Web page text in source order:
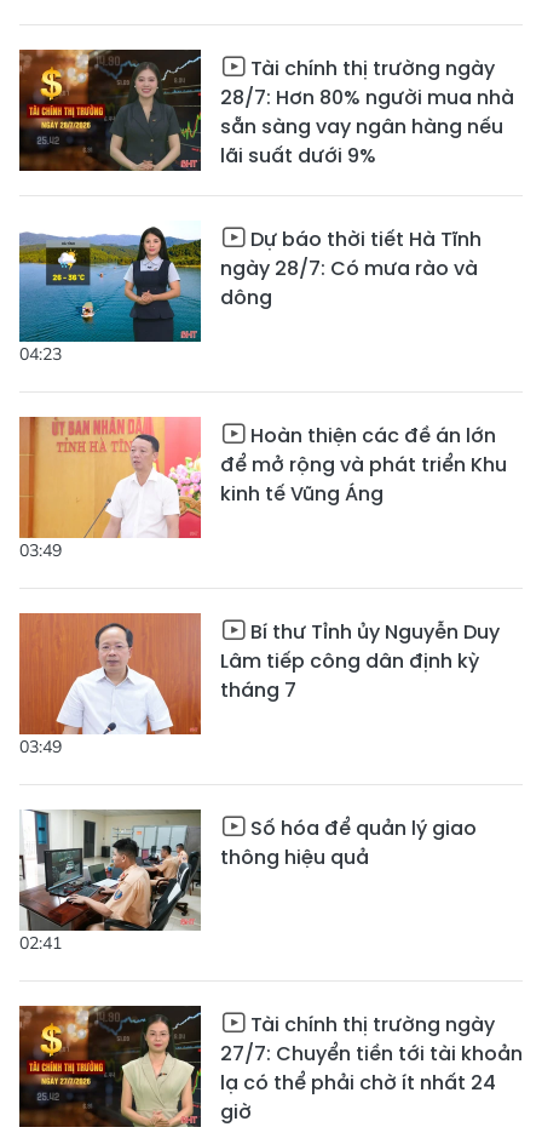
Tài chính thị trường ngày
28/7: Hơn 80% người mua nhà
sẵn sàng vay ngân hàng nếu
lãi suất dưới 9%
04:23
Dự báo thời tiết Hà Tĩnh
ngày 28/7: Có mưa rào và
dông
03:49
Hoàn thiện các đề án lớn
để mở rộng và phát triển Khu
kinh tế Vũng Áng
03:49
Bí thư Tỉnh ủy Nguyễn Duy
Lâm tiếp công dân định kỳ
tháng 7
02:41
Số hóa để quản lý giao
thông hiệu quả
Tài chính thị trường ngày
27/7: Chuyển tiền tới tài khoản
lạ có thể phải chờ ít nhất 24
giờ